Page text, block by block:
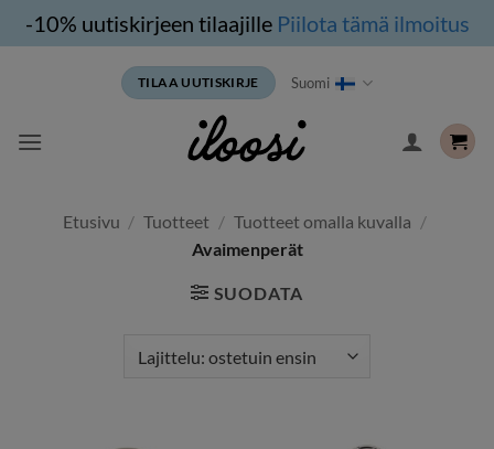
-10% uutiskirjeen tilaajille Piilota tämä ilmoitus
TILAA UUTISKIRJE Suomi
Etusivu / Tuotteet / Tuotteet omalla kuvalla /
Avaimenperät
SUODATA